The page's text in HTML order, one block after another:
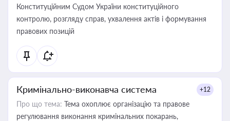
Конституційним Судом України конституційного
контролю, розгляду справ, ухвалення актів і формування
правових позицій
Кримінально-виконавча система +12
Про що тема: Тема охоплює організацію та правове
регулювання виконання кримінальних покарань,